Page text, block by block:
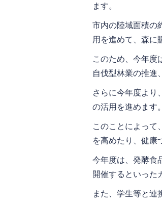
ます。
市内の陸域面積の
用を進めて、森に
このため、今年度
自伐型林業の推進
さらに今年度より
の活用を進めます。
このことによって
を高めたり、健康
今年度は、発酵食
開催するといった
また、学生等と連